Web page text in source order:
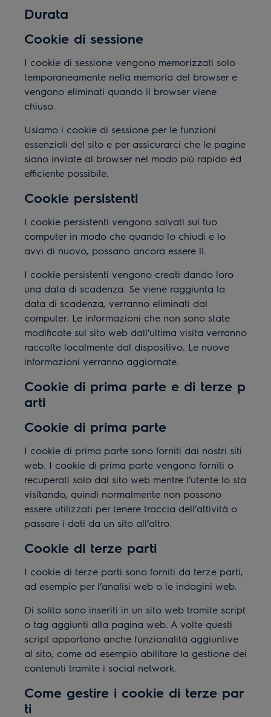
Durata
Cookie di sessione
I cookie di sessione vengono memorizzati solo
temporaneamente nella memoria del browser e
vengono eliminati quando il browser viene
chiuso.
Usiamo i cookie di sessione per le funzioni
essenziali del sito e per assicurarci che le pagine
siano inviate al browser nel modo più rapido ed
efficiente possibile.
Cookie persistenti
I cookie persistenti vengono salvati sul tuo
computer in modo che quando lo chiudi e lo
avvi di nuovo, possano ancora essere lì.
I cookie persistenti vengono creati dando loro
una data di scadenza. Se viene raggiunta la
data di scadenza, verranno eliminati dal
computer. Le informazioni che non sono state
modificate sul sito web dall’ultima visita verranno
raccolte localmente dal dispositivo. Le nuove
informazioni verranno aggiornate.
Cookie di prima parte e di terze p
arti
Cookie di prima parte
I cookie di prima parte sono forniti dai nostri siti
web. I cookie di prima parte vengono forniti o
recuperati solo dal sito web mentre l’utente lo sta
visitando, quindi normalmente non possono
essere utilizzati per tenere traccia dell’attività o
passare i dati da un sito all’altro.
Cookie di terze parti
I cookie di terze parti sono forniti da terze parti,
ad esempio per l’analisi web o le indagini web.
Di solito sono inseriti in un sito web tramite script
o tag aggiunti alla pagina web. A volte questi
script apportano anche funzionalità aggiuntive
al sito, come ad esempio abilitare la gestione dei
contenuti tramite i social network.
Come gestire i cookie di terze par
ti